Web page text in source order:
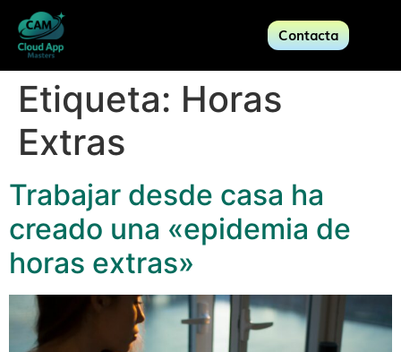
Contacta
Etiqueta: Horas
Extras
Trabajar desde casa ha
creado una «epidemia de
horas extras»